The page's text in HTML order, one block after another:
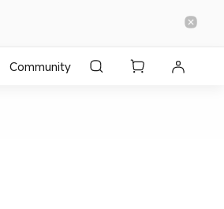
Community